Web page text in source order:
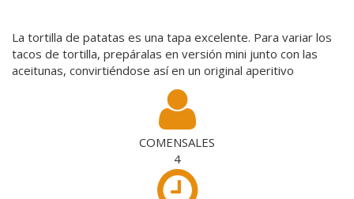
La tortilla de patatas es una tapa excelente. Para variar los
tacos de tortilla, prepáralas en versión mini junto con las
aceitunas, convirtiéndose así en un original aperitivo
COMENSALES
4